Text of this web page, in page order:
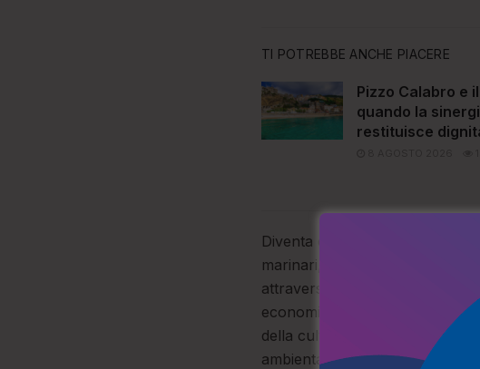
TI POTREBBE ANCHE PIACERE
Pizzo Calabro e
quando la
restituisce
Diventa dunque legge della
marinari, della pesca e dei
attraverso il riconoscimento di
economiche e produttive,
della cultura delle antiche
ambientali che si basa